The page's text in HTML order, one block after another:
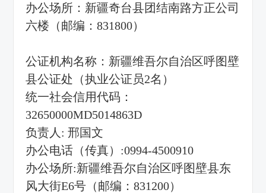
办公场所：新疆奇台县团结南路方正公司
六楼（邮编：831800）
公证机构名称：新疆维吾尔自治区呼图壁
县公证处（执业公证员2名）
统一社会信用代码：
32650000MD5014863D
负责人: 邢国文
办公电话（传真）:0994-4500910
办公场所:新疆维吾尔自治区呼图壁县东
风大街E6号（邮编：831200）